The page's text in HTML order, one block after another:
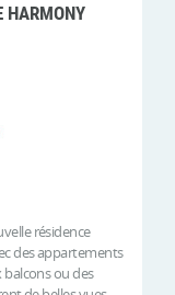
résidence
des appartements
ou des